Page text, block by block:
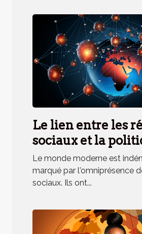
Le lien entre les
sociaux et la
internationale
Le monde moderne est
marqué par l'omniprésence
sociaux. Ils ont...